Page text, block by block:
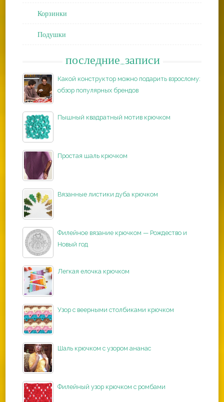
Корзинки
Подушки
последние_записи
Какой конструктор можно подарить взрослому:
обзор популярных брендов
Пышный квадратный мотив крючком
Простая шаль крючком
Вязанные листики дуба крючком
Филейное вязание крючком — Рождество и
Новый год
Легкая елочка крючком
Узор с веерными столбиками крючком
Шаль крючком с узором ананас
Филейный узор крючком с ромбами